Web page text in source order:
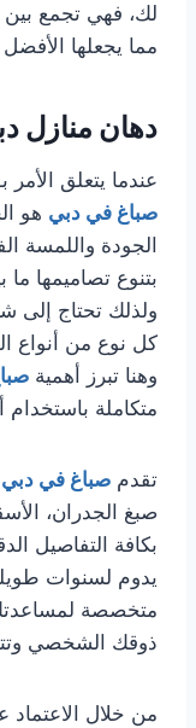
لك، فهي تجمع بين
مما يجعلها
دهان منازل
عندما يتعلق الأمر
صباغ في دبي هو
الجودة واللمسة
بتنوع تصاميمها
ولذلك تحتاج إلى
كل نوع من أنواع
وهنا تبرز أهمية
متكاملة باستخدام
تقدم صباغ في دبي
صبغ الجدران،
بكافة التفاصيل
يدوم لسنوات
متخصصة لمساعدتك
ذوقك الشخصي
من خلال